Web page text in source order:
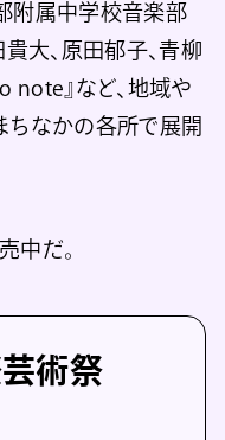
附属中学校音楽部
大、原田郁子、青柳
note』など、地域や
ちなかの各所で展開
中だ。
芸術祭